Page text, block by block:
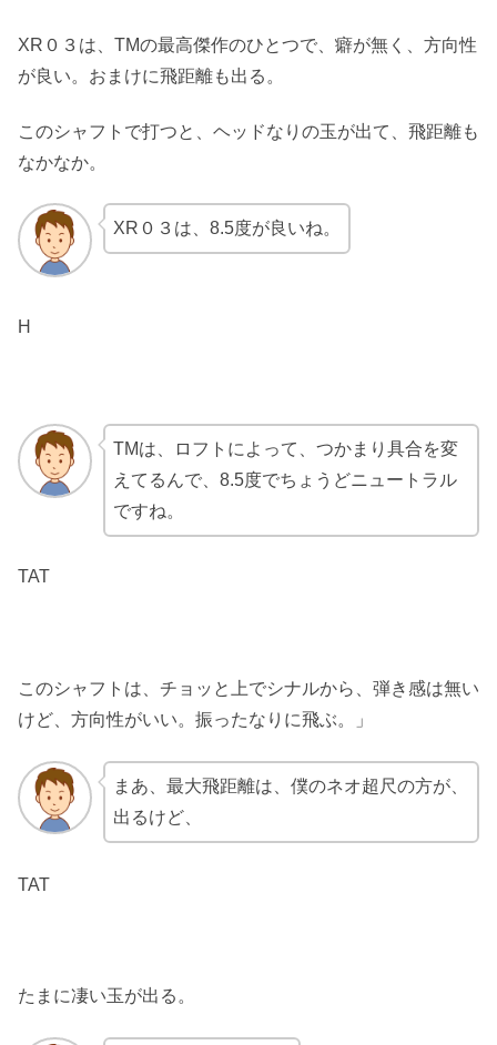
XR０３は、TMの最高傑作のひとつで、癖が無く、方向性
が良い。おまけに飛距離も出る。
このシャフトで打つと、ヘッドなりの玉が出て、飛距離も
なかなか。
XR０３は、8.5度が良いね。
H
TMは、ロフトによって、つかまり具合を変
えてるんで、8.5度でちょうどニュートラル
ですね。
TAT
このシャフトは、チョッと上でシナルから、弾き感は無い
けど、方向性がいい。振ったなりに飛ぶ。」
まあ、最大飛距離は、僕のネオ超尺の方が、
出るけど、
TAT
たまに凄い玉が出る。